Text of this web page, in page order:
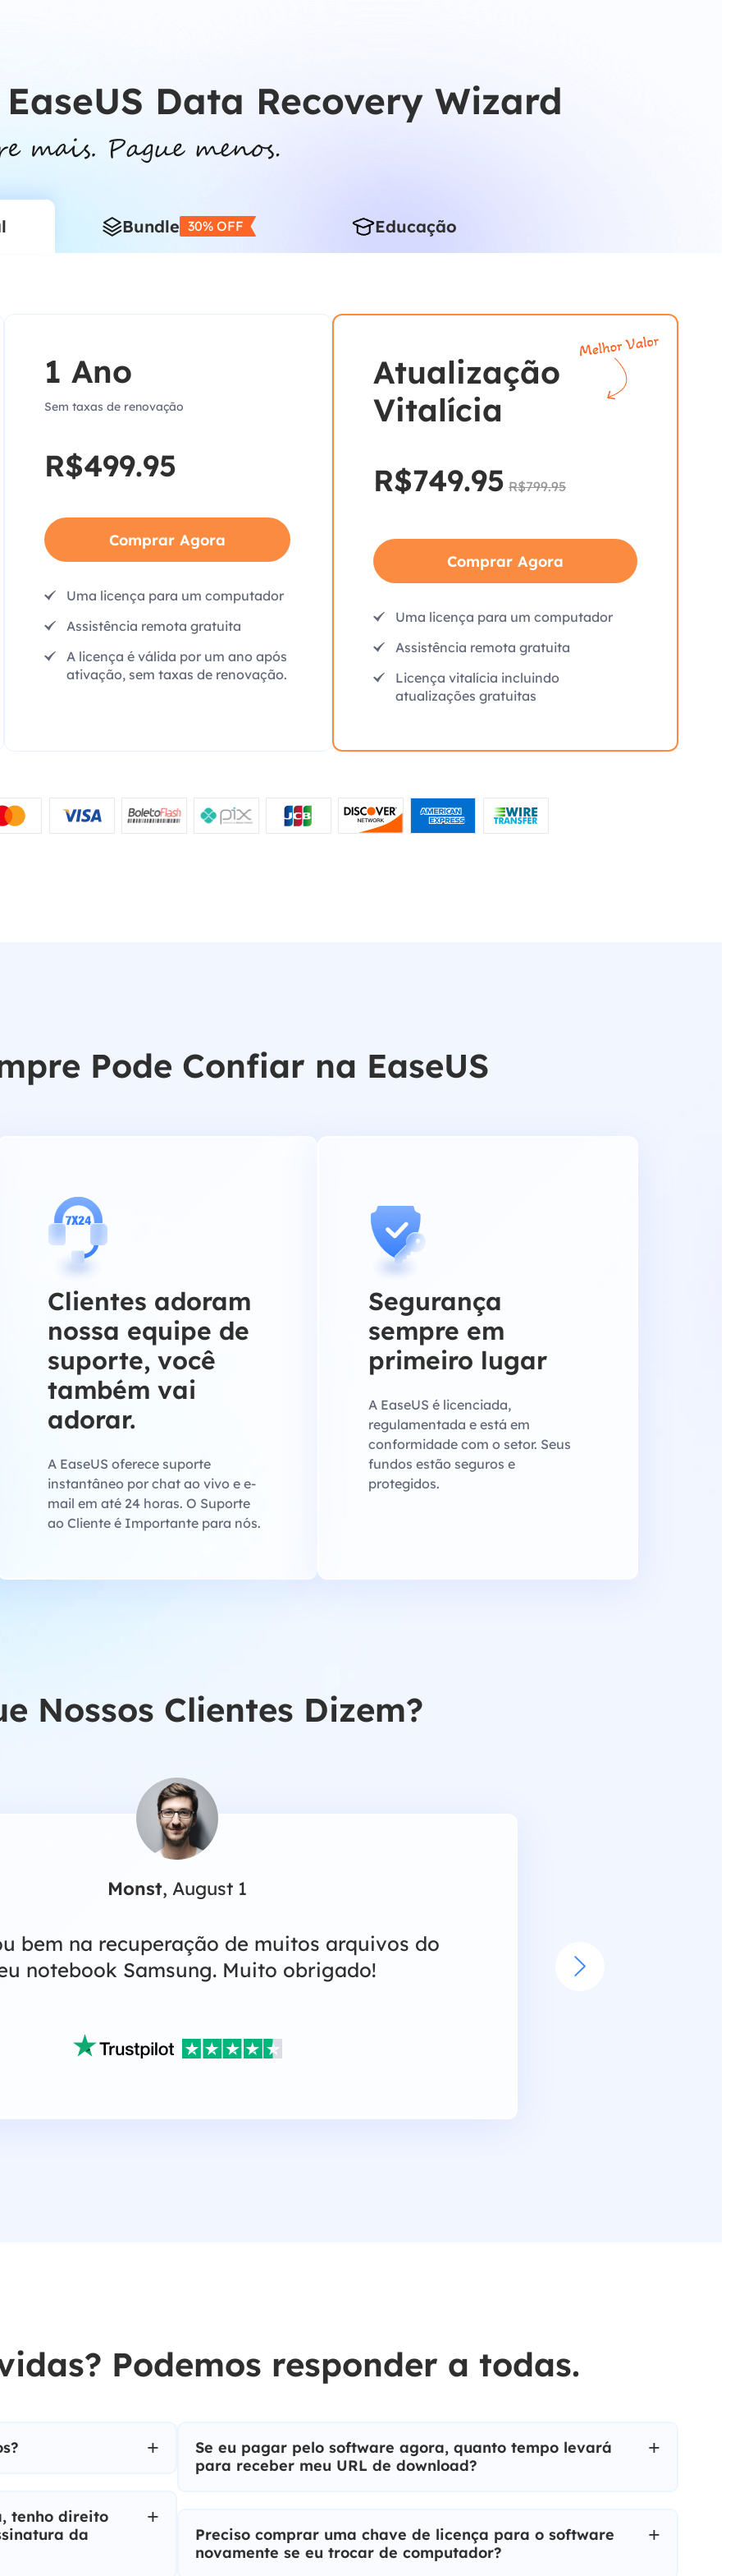
Data Recovery Wizard
Bundle 30% OFF Educação
1 Ano
Sem taxas de renovação
R$499.95
Comprar Agora
Uma licença para um computador
Assistência remota gratuita
A licença é válida por um ano após
ativação, sem taxas de renovação.
Atualização
Vitalícia
R$749.95 R$799.95
Comprar Agora
Uma licença para um computador
Assistência remota gratuita
Licença vitalícia incluindo
atualizações gratuitas
Pode Confiar na EaseUS
Clientes adoram
nossa equipe de
suporte, você
também vai
adorar.
A EaseUS oferece suporte
instantâneo por chat ao vivo e e-
mail em até 24 horas. O Suporte
ao Cliente é Importante para nós.
Segurança
sempre em
primeiro lugar
A EaseUS é licenciada,
regulamentada e está em
conformidade com o setor. Seus
fundos estão seguros e
protegidos.
Nossos Clientes Dizem?
Monst, August 1
bem na recuperação de muitos arquivos do
notebook Samsung. Muito obrigado!

Podemos responder a todas.
tenho direito
da
Se eu pagar pelo software agora, quanto tempo levará
para receber meu URL de download?
Preciso comprar uma chave de licença para o software
novamente se eu trocar de computador?